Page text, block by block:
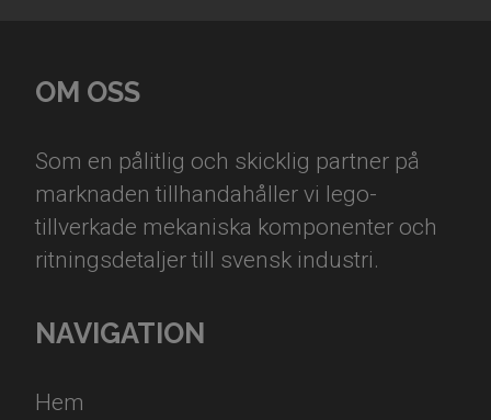
OM OSS
Som en pålitlig och skicklig partner på
marknaden tillhandahåller vi lego-
tillverkade mekaniska komponenter och
ritningsdetaljer till svensk industri.
NAVIGATION
Hem